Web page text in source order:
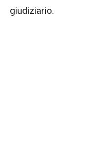
giudiziario.